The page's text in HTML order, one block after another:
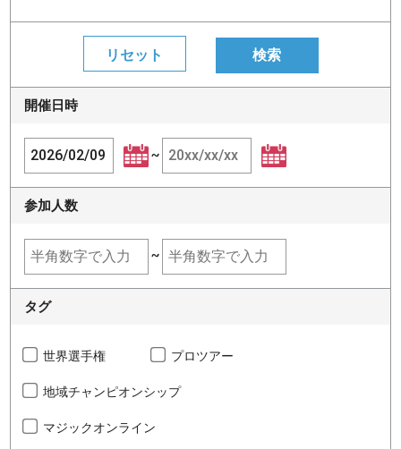
開催日時
~
参加人数
~
タグ
世界選手権 プロツアー
地域チャンピオンシップ
マジックオンライン